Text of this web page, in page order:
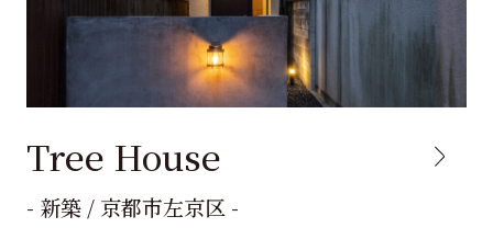
Tree House
- 新築 / 京都市左京区 -